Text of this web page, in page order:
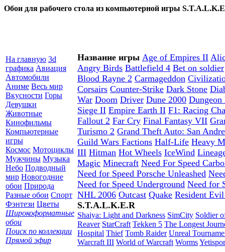
Обои для рабочего стола из компьютерной игры
На главную 3d
графика Авиация
Автомобили
Аниме Весь мир
Вкусности Горы
Девушки
Животные
Кинофильмы
Компьютерные
игры
Космос Мотоциклы
Мужчины Музыка
Небо Подводный
мир Новогодние
обои Природа
Разные обои Спорт
Фэнтези Цветы
Широкоформатные
обои
Поиск по коллекции
Прямой эфир
Название игры Age of Empires II
Angry Birds Battlefield 4 Bet on soldier
Blood Rayne 2 Carmageddon
Corsairs Counter-Strike Dark Stone
War Doom Driver Dune 2000 Dungeon
Siege II Empire Earth II F1: Racing
Fallout 2 Far Cry Final Fantasy VII
Turismo 2 Grand Theft Auto: San
Guild Wars Factions Half-Life Heavy
III Hitman Hot Wheels IceWind
Magic Minecraft Need For Speed
Need for Speed Porsche Unleashed
Need for Speed Underground Need for
NHL 2006 Outcast Quake Resident
S.T.A.L.K.E.R
Shaiya: Light and Darkness SimCity Soldier
Reaver StarCraft Tekken 5 The Longest
Hospital Thief Tomb Raider Unreal
Warcraft III World of Warcraft Worms